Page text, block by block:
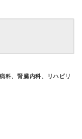
科、腎臓内科、リハビリ